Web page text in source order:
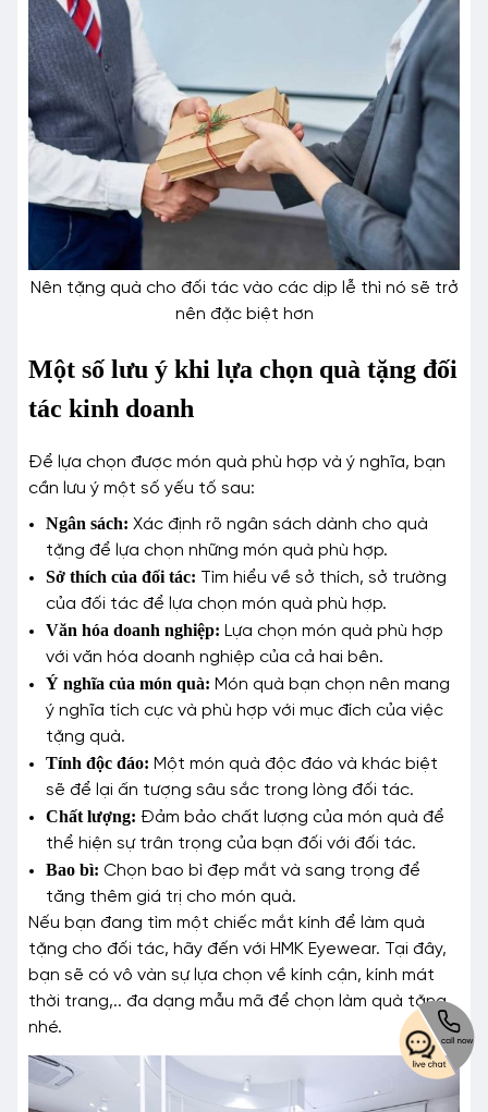
Nên tặng quà cho đối tác vào các dịp lễ thì nó sẽ trở
nên đặc biệt hơn
Một số lưu ý khi lựa chọn quà tặng đối
tác kinh doanh
Để lựa chọn được món quà phù hợp và ý nghĩa, bạn
cần lưu ý một số yếu tố sau:
Ngân sách: Xác định rõ ngân sách dành cho quà
tặng để lựa chọn những món quà phù hợp.
Sở thích của đối tác: Tìm hiểu về sở thích, sở trường
của đối tác để lựa chọn món quà phù hợp.
Văn hóa doanh nghiệp: Lựa chọn món quà phù hợp
với văn hóa doanh nghiệp của cả hai bên.
Ý nghĩa của món quà: Món quà bạn chọn nên mang
ý nghĩa tích cực và phù hợp với mục đích của việc
tặng quà.
Tính độc đáo: Một món quà độc đáo và khác biệt
sẽ để lại ấn tượng sâu sắc trong lòng đối tác.
Chất lượng: Đảm bảo chất lượng của món quà để
thể hiện sự trân trọng của bạn đối với đối tác.
Bao bì: Chọn bao bì đẹp mắt và sang trọng để
tăng thêm giá trị cho món quà.
Nếu bạn đang tìm một chiếc mắt kính để làm quà
tặng cho đối tác, hãy đến với HMK Eyewear. Tại đây,
bạn sẽ có vô vàn sự lựa chọn về kính cận, kính mát
thời trang,.. đa dạng mẫu mã để chọn làm quà tặng
nhé.